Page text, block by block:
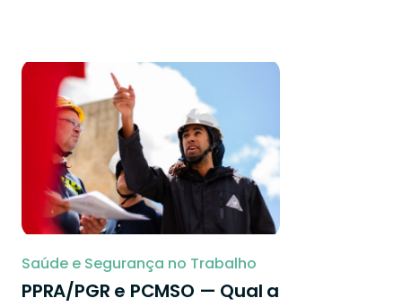
Saúde e Segurança no Trabalho
PPRA/PGR e PCMSO — Qual a